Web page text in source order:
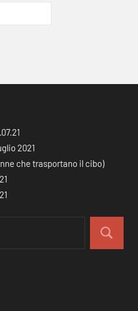
2021
che trasportano il cibo)
Cerca